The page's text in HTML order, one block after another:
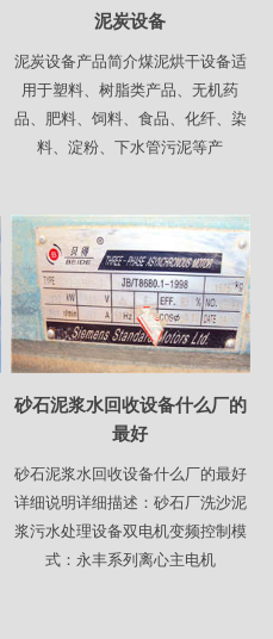
泥炭设备
泥炭设备产品简介煤泥烘干设备适
用于塑料、树脂类产品、无机药
品、肥料、饲料、食品、化纤、染
料、淀粉、下水管污泥等产
砂石泥浆水回收设备什么厂的
最好
砂石泥浆水回收设备什么厂的最好
详细说明详细描述：砂石厂洗沙泥
浆污水处理设备双电机变频控制模
式：永丰系列离心主电机